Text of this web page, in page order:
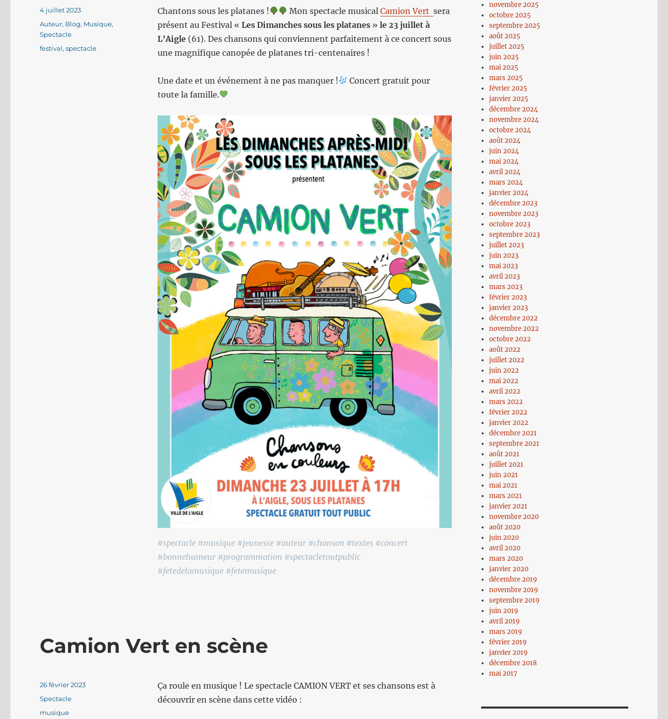
Chantons sous les platanes ! Mon spectacle musicalCamion Vertsera
présent au Festival « Les Dimanches sous les platanes» le 23 juillet à
L’Aigle (61). Des chansons qui conviennent parfaitement à ce concert sous
une magnifique canopée de platanes tri-centenaires !
Une date et un événement à ne pas manquer !
Concert gratuit pour
toute la famille.
#spectacle #musique #jeunesse #auteur #chanson #textes #concert
#bonnehumeur #programmation #spectacletoutpublic
#fetedelamusique #fetemusique
Publié
4 juillet 2023
Catégories
Auteur, Blog, Musique,
Spectacle
Étiquettes
festival,spectacle
Camion Vert en scène
Ça roule en musique ! Le spectacle CAMION VERT et ses chansons est à
découvrir en scène dans cette vidéo :
Publié
le
26 février 2023
Catégories
Spectacle
Étiquettes
musique
novembre 2025
octobre 2025
septembre 2025
août 2025
juillet 2025
juin 2025
mai 2025
mars 2025
février 2025
janvier 2025
décembre 2024
novembre 2024
octobre 2024
août 2024
juin 2024
mai 2024
avril 2024
mars 2024
janvier 2024
décembre 2023
novembre 2023
octobre 2023
septembre 2023
juillet 2023
juin 2023
mai 2023
avril 2023
mars 2023
février 2023
janvier 2023
décembre 2022
novembre 2022
octobre 2022
août 2022
juillet 2022
juin 2022
mai 2022
avril 2022
mars 2022
février 2022
janvier 2022
décembre 2021
septembre 2021
août 2021
juillet 2021
juin 2021
mai 2021
mars 2021
janvier 2021
novembre 2020
août 2020
juin 2020
avril 2020
mars 2020
janvier 2020
décembre 2019
novembre 2019
septembre 2019
juin 2019
avril 2019
mars 2019
février 2019
janvier 2019
décembre 2018
mai 2017